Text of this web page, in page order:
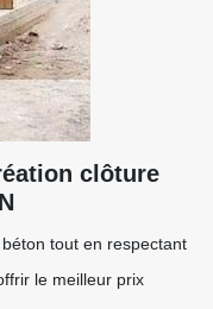
clôture
tout en respectant
le meilleur prix